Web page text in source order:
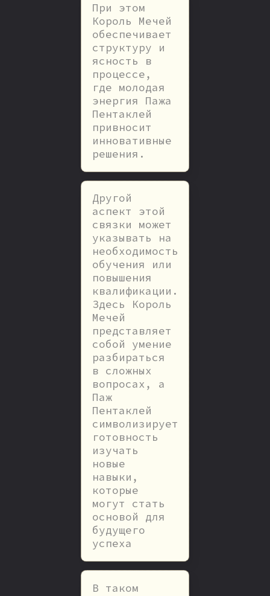
При этом
Король Мечей
обеспечивает
структуру и
ясность в
процессе,
где молодая
энергия Пажа
Пентаклей
привносит
инновативные
решения.
Другой
аспект этой
связки может
указывать на
необходимость
обучения или
повышения
квалификации.
Здесь Король
Мечей
представляет
собой умение
разбираться
в сложных
вопросах, а
Паж
Пентаклей
символизирует
готовность
изучать
новые
навыки,
которые
могут стать
основой для
будущего
успеха
В таком